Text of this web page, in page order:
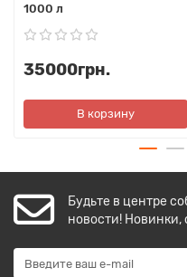
1000 л
35000грн.
В корзину
Будьте в центре
новости! Новинки,